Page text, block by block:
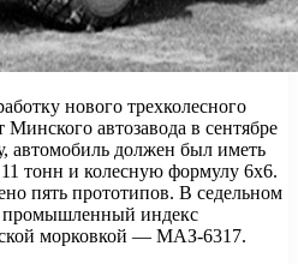
нового трехколесного
автозавода в сентябре
автомобиль должен был иметь
тонн и колесную формулу 6х6.
пять прототипов. В седельном
промышленный индекс
морковкой — МАЗ-6317.